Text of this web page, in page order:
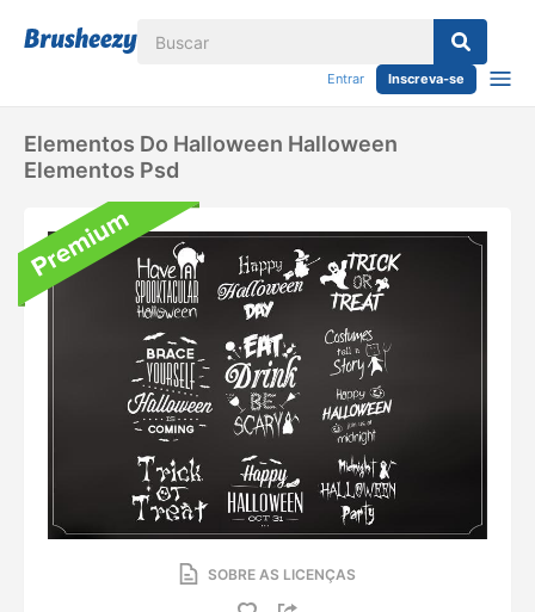
Entrar Inscreva-se
Elementos Do Halloween Halloween
Elementos Psd
SOBRE AS LICENÇAS